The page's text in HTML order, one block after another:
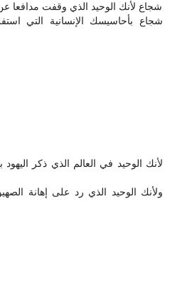
شجاع لأنك الوحيد الذي وقفت
شجاع بأحاسيسك الإنسانية التي
لأنك الوحيد في العالم الذي ذكر
ولأنك الوحيد الذي رد على إهانة